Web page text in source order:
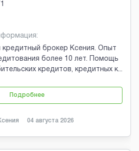
кредитный брокер Ксения. Опыт
более 10 лет. Помощь
кредитов, кредитных к...
Подробнее
04 августа 2026